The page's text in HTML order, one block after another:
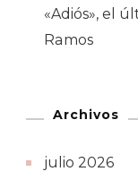
«Adiós», el
Ramos
Archivos
julio 2026